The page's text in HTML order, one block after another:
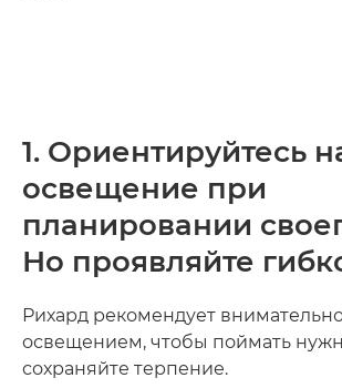
1. Ориентируйтесь
освещение при
планировании
Но проявляйте
Рихард рекомендует
освещением, чтобы поймать
сохраняйте терпение.